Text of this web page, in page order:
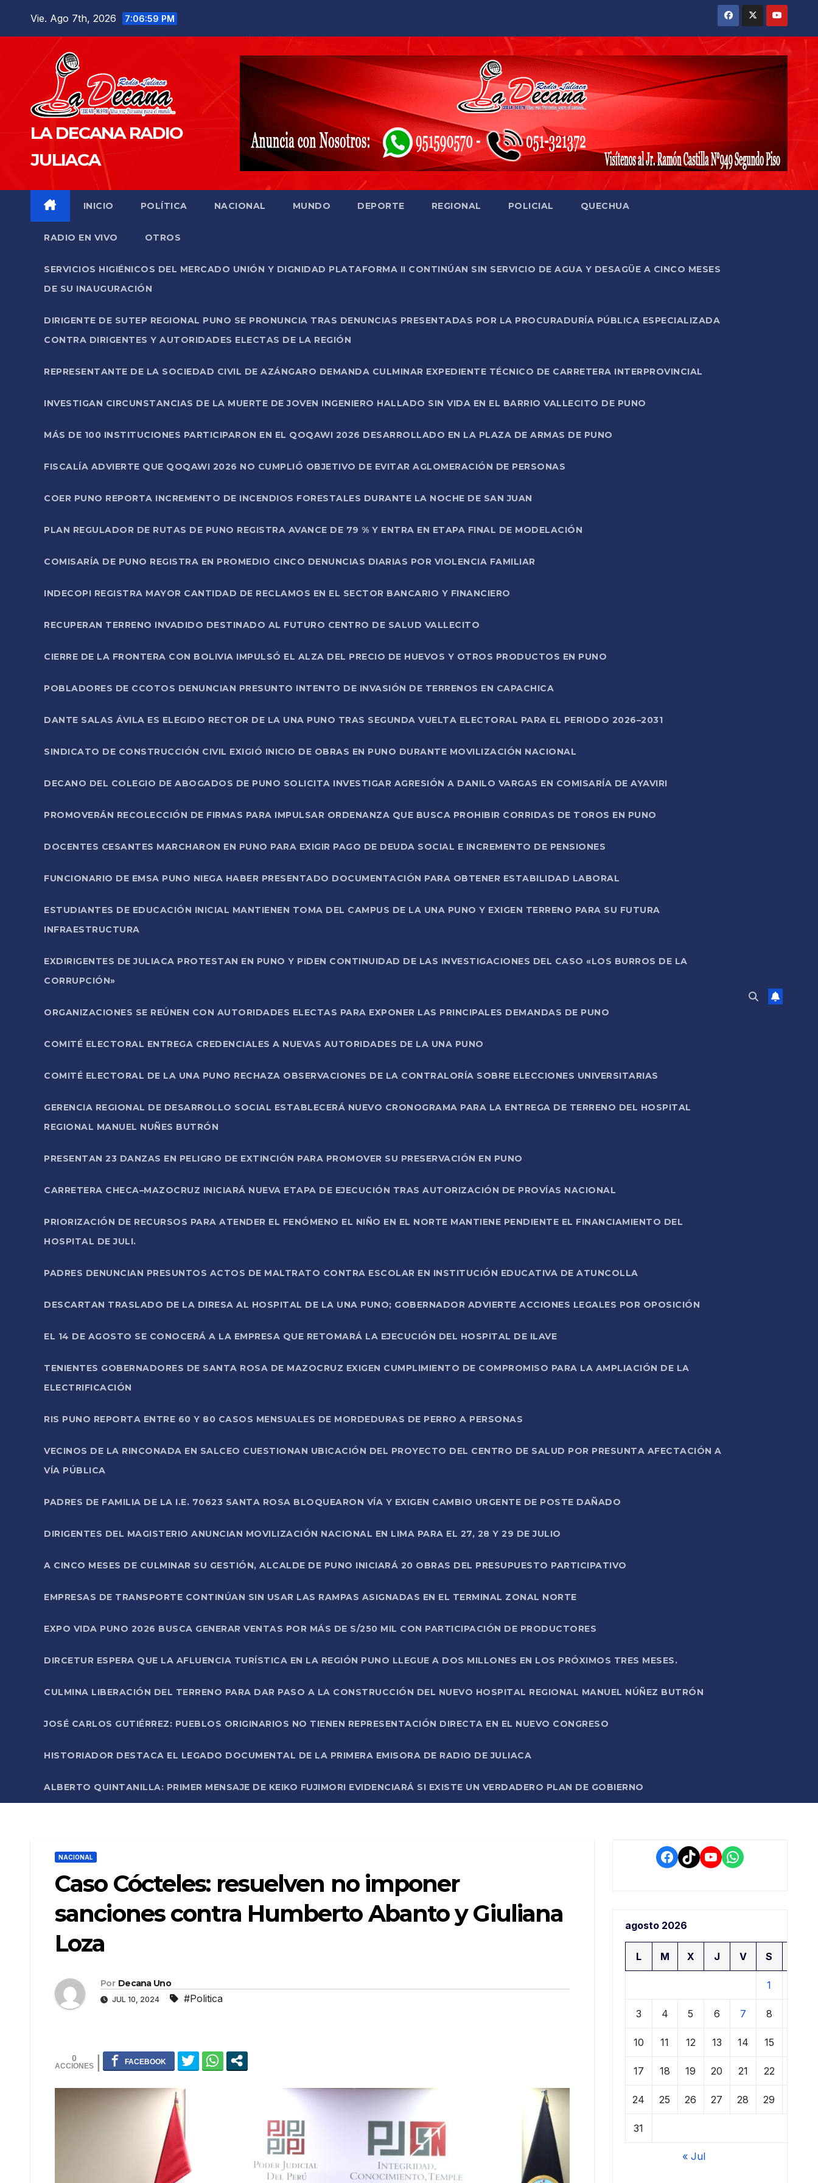
Vie. Ago 7th, 2026 7:07:00 PM
LA DECANA RADIO
JULIACA
INICIO POLÍTICA NACIONAL MUNDO DEPORTE REGIONAL POLICIAL QUECHUA
RADIO EN VIVO OTROS
SERVICIOS HIGIÉNICOS DEL MERCADO UNIÓN Y DIGNIDAD PLATAFORMA II CONTINÚAN SIN SERVICIO DE AGUA Y DESAGÜE A CINCO MESES
DE SU INAUGURACIÓN
DIRIGENTE DE SUTEP REGIONAL PUNO SE PRONUNCIA TRAS DENUNCIAS PRESENTADAS POR LA PROCURADURÍA PÚBLICA ESPECIALIZADA
CONTRA DIRIGENTES Y AUTORIDADES ELECTAS DE LA REGIÓN
REPRESENTANTE DE LA SOCIEDAD CIVIL DE AZÁNGARO DEMANDA CULMINAR EXPEDIENTE TÉCNICO DE CARRETERA INTERPROVINCIAL
INVESTIGAN CIRCUNSTANCIAS DE LA MUERTE DE JOVEN INGENIERO HALLADO SIN VIDA EN EL BARRIO VALLECITO DE PUNO
MÁS DE 100 INSTITUCIONES PARTICIPARON EN EL QOQAWI 2026 DESARROLLADO EN LA PLAZA DE ARMAS DE PUNO
FISCALÍA ADVIERTE QUE QOQAWI 2026 NO CUMPLIÓ OBJETIVO DE EVITAR AGLOMERACIÓN DE PERSONAS
COER PUNO REPORTA INCREMENTO DE INCENDIOS FORESTALES DURANTE LA NOCHE DE SAN JUAN
PLAN REGULADOR DE RUTAS DE PUNO REGISTRA AVANCE DE 79 % Y ENTRA EN ETAPA FINAL DE MODELACIÓN
COMISARÍA DE PUNO REGISTRA EN PROMEDIO CINCO DENUNCIAS DIARIAS POR VIOLENCIA FAMILIAR
INDECOPI REGISTRA MAYOR CANTIDAD DE RECLAMOS EN EL SECTOR BANCARIO Y FINANCIERO
RECUPERAN TERRENO INVADIDO DESTINADO AL FUTURO CENTRO DE SALUD VALLECITO
CIERRE DE LA FRONTERA CON BOLIVIA IMPULSÓ EL ALZA DEL PRECIO DE HUEVOS Y OTROS PRODUCTOS EN PUNO
POBLADORES DE CCOTOS DENUNCIAN PRESUNTO INTENTO DE INVASIÓN DE TERRENOS EN CAPACHICA
DANTE SALAS ÁVILA ES ELEGIDO RECTOR DE LA UNA PUNO TRAS SEGUNDA VUELTA ELECTORAL PARA EL PERIODO 2026–2031
SINDICATO DE CONSTRUCCIÓN CIVIL EXIGIÓ INICIO DE OBRAS EN PUNO DURANTE MOVILIZACIÓN NACIONAL
DECANO DEL COLEGIO DE ABOGADOS DE PUNO SOLICITA INVESTIGAR AGRESIÓN A DANILO VARGAS EN COMISARÍA DE AYAVIRI
PROMOVERÁN RECOLECCIÓN DE FIRMAS PARA IMPULSAR ORDENANZA QUE BUSCA PROHIBIR CORRIDAS DE TOROS EN PUNO
DOCENTES CESANTES MARCHARON EN PUNO PARA EXIGIR PAGO DE DEUDA SOCIAL E INCREMENTO DE PENSIONES
FUNCIONARIO DE EMSA PUNO NIEGA HABER PRESENTADO DOCUMENTACIÓN PARA OBTENER ESTABILIDAD LABORAL
ESTUDIANTES DE EDUCACIÓN INICIAL MANTIENEN TOMA DEL CAMPUS DE LA UNA PUNO Y EXIGEN TERRENO PARA SU FUTURA
INFRAESTRUCTURA
EXDIRIGENTES DE JULIACA PROTESTAN EN PUNO Y PIDEN CONTINUIDAD DE LAS INVESTIGACIONES DEL CASO «LOS BURROS DE LA
CORRUPCIÓN»
ORGANIZACIONES SE REÚNEN CON AUTORIDADES ELECTAS PARA EXPONER LAS PRINCIPALES DEMANDAS DE PUNO
COMITÉ ELECTORAL ENTREGA CREDENCIALES A NUEVAS AUTORIDADES DE LA UNA PUNO
COMITÉ ELECTORAL DE LA UNA PUNO RECHAZA OBSERVACIONES DE LA CONTRALORÍA SOBRE ELECCIONES UNIVERSITARIAS
GERENCIA REGIONAL DE DESARROLLO SOCIAL ESTABLECERÁ NUEVO CRONOGRAMA PARA LA ENTREGA DE TERRENO DEL HOSPITAL
REGIONAL MANUEL NUÑES BUTRÓN
PRESENTAN 23 DANZAS EN PELIGRO DE EXTINCIÓN PARA PROMOVER SU PRESERVACIÓN EN PUNO
CARRETERA CHECA–MAZOCRUZ INICIARÁ NUEVA ETAPA DE EJECUCIÓN TRAS AUTORIZACIÓN DE PROVÍAS NACIONAL
PRIORIZACIÓN DE RECURSOS PARA ATENDER EL FENÓMENO EL NIÑO EN EL NORTE MANTIENE PENDIENTE EL FINANCIAMIENTO DEL
HOSPITAL DE JULI.
PADRES DENUNCIAN PRESUNTOS ACTOS DE MALTRATO CONTRA ESCOLAR EN INSTITUCIÓN EDUCATIVA DE ATUNCOLLA
DESCARTAN TRASLADO DE LA DIRESA AL HOSPITAL DE LA UNA PUNO; GOBERNADOR ADVIERTE ACCIONES LEGALES POR OPOSICIÓN
EL 14 DE AGOSTO SE CONOCERÁ A LA EMPRESA QUE RETOMARÁ LA EJECUCIÓN DEL HOSPITAL DE ILAVE
TENIENTES GOBERNADORES DE SANTA ROSA DE MAZOCRUZ EXIGEN CUMPLIMIENTO DE COMPROMISO PARA LA AMPLIACIÓN DE LA
ELECTRIFICACIÓN
RIS PUNO REPORTA ENTRE 60 Y 80 CASOS MENSUALES DE MORDEDURAS DE PERRO A PERSONAS
VECINOS DE LA RINCONADA EN SALCEO CUESTIONAN UBICACIÓN DEL PROYECTO DEL CENTRO DE SALUD POR PRESUNTA AFECTACIÓN A
VÍA PÚBLICA
PADRES DE FAMILIA DE LA I.E. 70623 SANTA ROSA BLOQUEARON VÍA Y EXIGEN CAMBIO URGENTE DE POSTE DAÑADO
DIRIGENTES DEL MAGISTERIO ANUNCIAN MOVILIZACIÓN NACIONAL EN LIMA PARA EL 27, 28 Y 29 DE JULIO
A CINCO MESES DE CULMINAR SU GESTIÓN, ALCALDE DE PUNO INICIARÁ 20 OBRAS DEL PRESUPUESTO PARTICIPATIVO
EMPRESAS DE TRANSPORTE CONTINÚAN SIN USAR LAS RAMPAS ASIGNADAS EN EL TERMINAL ZONAL NORTE
EXPO VIDA PUNO 2026 BUSCA GENERAR VENTAS POR MÁS DE S/250 MIL CON PARTICIPACIÓN DE PRODUCTORES
DIRCETUR ESPERA QUE LA AFLUENCIA TURÍSTICA EN LA REGIÓN PUNO LLEGUE A DOS MILLONES EN LOS PRÓXIMOS TRES MESES.
CULMINA LIBERACIÓN DEL TERRENO PARA DAR PASO A LA CONSTRUCCIÓN DEL NUEVO HOSPITAL REGIONAL MANUEL NÚÑEZ BUTRÓN
JOSÉ CARLOS GUTIÉRREZ: PUEBLOS ORIGINARIOS NO TIENEN REPRESENTACIÓN DIRECTA EN EL NUEVO CONGRESO
HISTORIADOR DESTACA EL LEGADO DOCUMENTAL DE LA PRIMERA EMISORA DE RADIO DE JULIACA
ALBERTO QUINTANILLA: PRIMER MENSAJE DE KEIKO FUJIMORI EVIDENCIARÁ SI EXISTE UN VERDADERO PLAN DE GOBIERNO
NACIONAL
Caso Cócteles: resuelven no imponer
sanciones contra Humberto Abanto y Giuliana
Loza
Por Decana Uno
JUL 10, 2024 #Politica
0
Facebook
TikTokYouTube
WhatsApp
agosto 2026
L M X J V S
1
3 4 5 6 7 8
10 11 12 13 14 15
17 18 19 20 21 22
24 25 26 27 28 29
31
« Jul